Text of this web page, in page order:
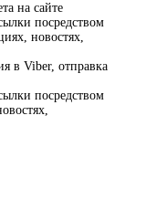
на сайте
посредством
новостях,
в Viber, отправка
посредством